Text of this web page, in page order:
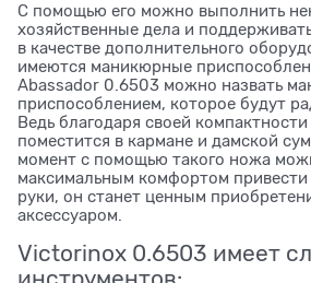
С помощью его можно выполнить
хозяйственные дела и
в качестве дополнительного
имеются маникюрные
Abassador 0.6503 можно назвать
приспособлением, которое будут
Ведь благодаря своей компактности
поместится в кармане и дамской
момент с помощью такого ножа
максимальным комфортом привести
руки, он станет ценным
аксессуаром.
Victorinox 0.6503 имеет